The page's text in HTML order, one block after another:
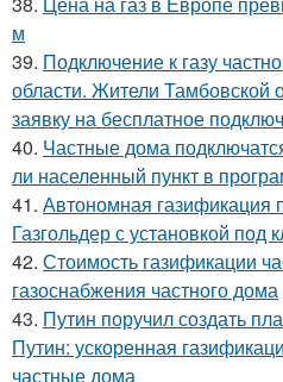
м
39. Подключение к газу
области. Жители Тамбовской
заявку на бесплатное
40. Частные дома
ли населенный пункт в
41. Автономная газификация
Газгольдер с установкой под
42. Стоимость газификации
газоснабжения частного дома
43. Путин поручил создать
Путин: ускоренная
частные дома